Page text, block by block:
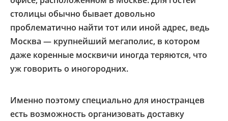
столицы обычно бывает довольно
проблематично найти тот или иной адрес, ведь
Москва — крупнейший мегаполис, в котором
даже коренные москвичи иногда теряются, что
уж говорить о иногородних.
Именно поэтому специально для иностранцев
есть возможность организовать доставку